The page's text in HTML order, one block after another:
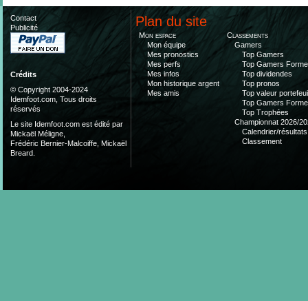
Contact
Publicité
Crédits
© Copyright 2004-2024
Idemfoot.com, Tous droits
réservés
Le site Idemfoot.com est édité par
Mickaël Méligne,
Frédéric Bernier-Malcoiffe, Mickaël
Breard.
Plan du site
Mon espace
Mon équipe
Mes pronostics
Mes perfs
Mes infos
Mon historique argent
Mes amis
Classements
Gamers
Top Gamers
Top Gamers Forme
Top dividendes
Top pronos
Top valeur
Top Gamers Forme
Top Trophées
Championnat 2026/
Calendrier/résultats
Classement